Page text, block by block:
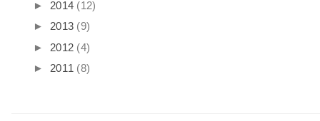
► 2014 (12)
► 2013 (9)
► 2012 (4)
► 2011 (8)